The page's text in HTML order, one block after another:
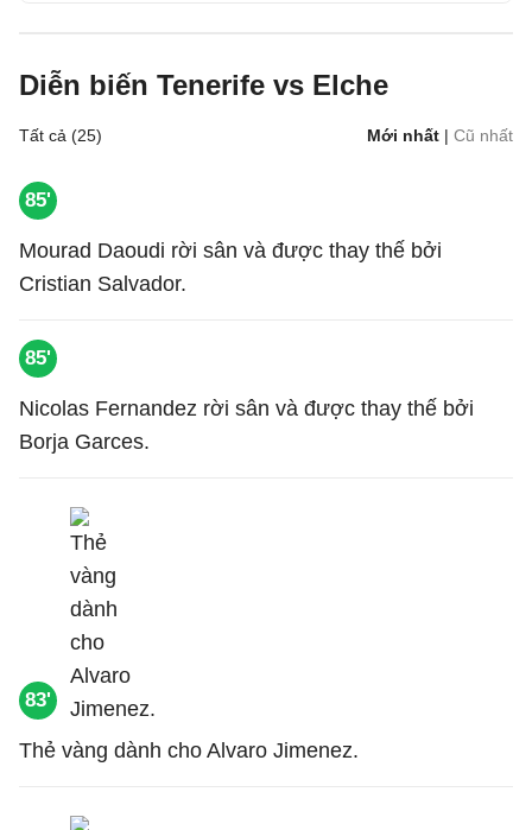
Diễn biến Tenerife vs Elche
Tất cả (25) Mới nhất | Cũ nhất
85'
Mourad Daoudi rời sân và được thay thế bởi
Cristian Salvador.
85'
Nicolas Fernandez rời sân và được thay thế bởi
Borja Garces.
83'
Thẻ vàng dành cho Alvaro Jimenez.